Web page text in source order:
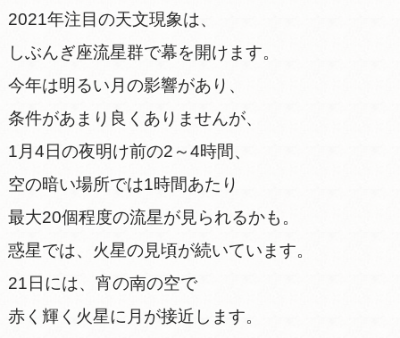
2021年注目の天文現象は、
しぶんぎ座流星群で幕を開けます。
今年は明るい月の影響があり、
条件があまり良くありませんが、
1月4日の夜明け前の2～4時間、
空の暗い場所では1時間あたり
最大20個程度の流星が見られるかも。
惑星では、火星の見頃が続いています。
21日には、宵の南の空で
赤く輝く火星に月が接近します。